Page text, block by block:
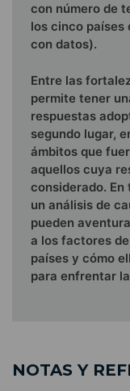
con número de
los cinco países
con datos).
Entre las
permite tener
respuestas
segundo lugar,
ámbitos que
aquellos cuya
considerado. En
un análisis de
pueden
a los factores
países y cómo
para enfrentar
NOTAS Y